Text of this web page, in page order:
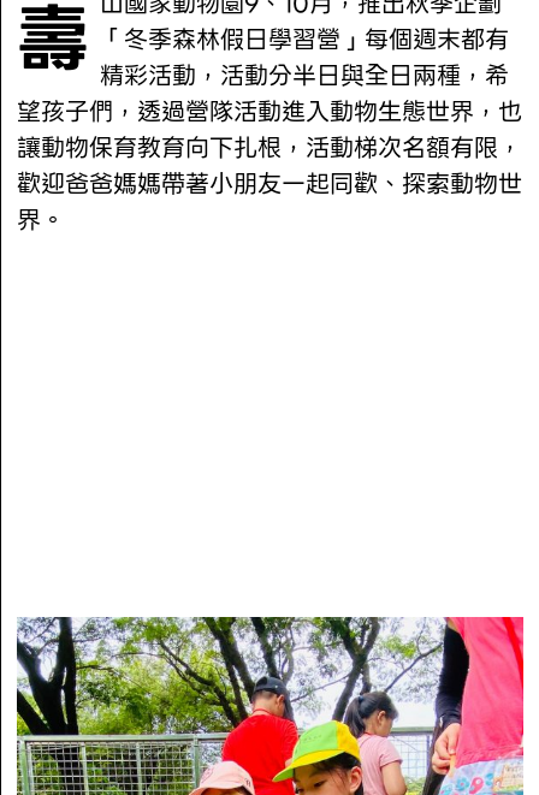
壽山國家動物園9、10月，推出秋季企劃 「冬季森林假日學習營」每個週末都有
精彩活動，活動分半日與全日兩種，希
望孩子們，透過營隊活動進入動物生態世界，也
讓動物保育教育向下扎根，活動梯次名額有限，
歡迎爸爸媽媽帶著小朋友一起同歡、探索動物世
界。